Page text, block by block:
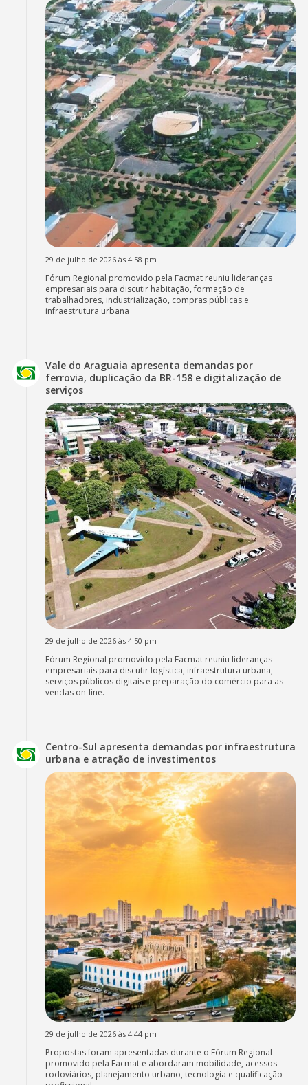
29 de julho de 2026 às 4:58 pm
Fórum Regional promovido pela Facmat reuniu lideranças
empresariais para discutir habitação, formação de
trabalhadores, industrialização, compras públicas e
infraestrutura urbana
Vale do Araguaia apresenta demandas por
ferrovia, duplicação da BR-158 e digitalização de
serviços
29 de julho de 2026 às 4:50 pm
Fórum Regional promovido pela Facmat reuniu lideranças
empresariais para discutir logística, infraestrutura urbana,
serviços públicos digitais e preparação do comércio para as
vendas on-line.
Centro-Sul apresenta demandas por infraestrutura
urbana e atração de investimentos
29 de julho de 2026 às 4:44 pm
Propostas foram apresentadas durante o Fórum Regional
promovido pela Facmat e abordaram mobilidade, acessos
rodoviários, planejamento urbano, tecnologia e qualificação